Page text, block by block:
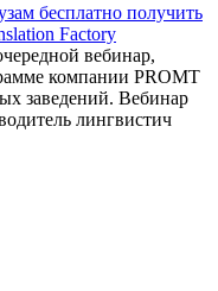
бесплатно получить
Factory
вебинар,
компании PROMT
заведений. Вебинар
лингвистич